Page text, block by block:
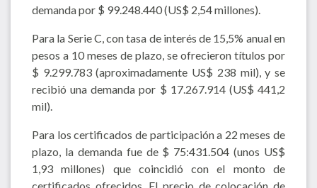
demanda por $ 99.248.440 (US$ 2,54 millones).
Para la Serie C, con tasa de interés de 15,5% anual en
pesos a 10 meses de plazo, se ofrecieron títulos por
$ 9.299.783 (aproximadamente US$ 238 mil), y se
recibió una demanda por $ 17.267.914 (US$ 441,2
mil).
Para los certificados de participación a 22 meses de
plazo, la demanda fue de $ 75:431.504 (unos US$
1,93 millones) que coincidió con el monto de